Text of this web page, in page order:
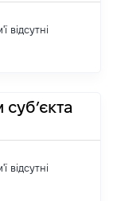
відсутні
відсутні